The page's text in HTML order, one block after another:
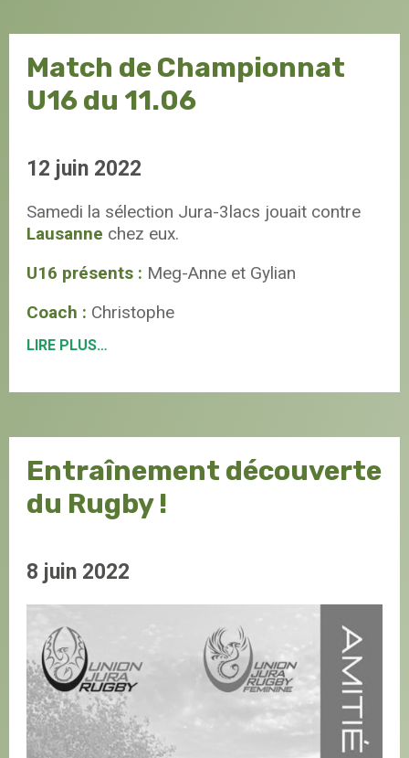
Match de Championnat
U16 du 11.06
12 juin 2022
Samedi la sélection Jura-3lacs jouait contre
Lausanne chez eux.
U16 présents : Meg-Anne et Gylian
Coach : Christophe
LIRE PLUS…
Entraînement découverte
du Rugby !
8 juin 2022